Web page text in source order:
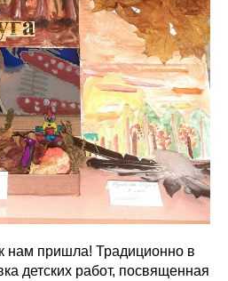
нам пришла! Традиционно в
детских работ, посвященная